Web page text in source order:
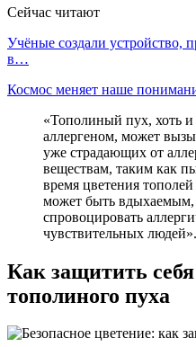
Сейчас читают
Учёные создали устройство,
в…
Космос меняет наше
«Тополиный пух, хоть и
аллергеном, может
уже страдающих от
веществам, таким как
время цветения
может быть вдыхаемым,
спровоцировать
чувствительных людей».
Как защитить
тополиного пуха